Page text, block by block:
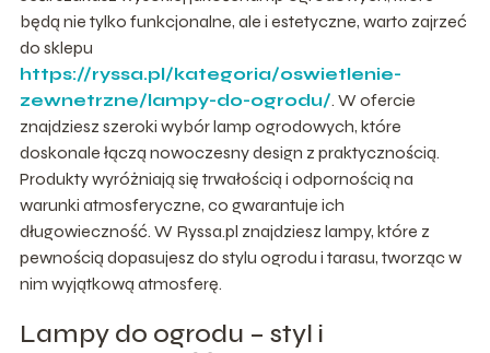
będą nie tylko funkcjonalne, ale i estetyczne, warto zajrzeć
do sklepu
https://ryssa.pl/kategoria/oswietlenie-
zewnetrzne/lampy-do-ogrodu/. W ofercie
znajdziesz szeroki wybór lamp ogrodowych, które
doskonale łączą nowoczesny design z praktycznością.
Produkty wyróżniają się trwałością i odpornością na
warunki atmosferyczne, co gwarantuje ich
długowieczność. W Ryssa.pl znajdziesz lampy, które z
pewnością dopasujesz do stylu ogrodu i tarasu, tworząc w
nim wyjątkową atmosferę.
Lampy do ogrodu – styl i